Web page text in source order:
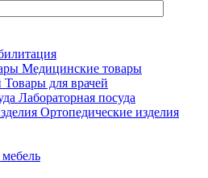
Медицинские товары
Товары для врачей
Лабораторная посуда
Ортопедические изделия